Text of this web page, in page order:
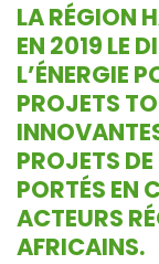
LA RÉGION
EN 2019 LE
L’ÉNERGIE
PROJETS
PROJETS
PORTÉS EN
ACTEURS
AFRICAINS.